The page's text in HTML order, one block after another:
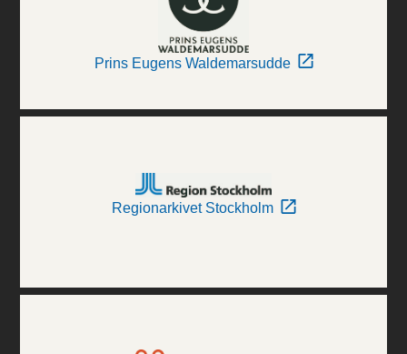
Prins Eugens Waldemarsudde
Regionarkivet Stockholm